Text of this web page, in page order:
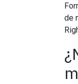
de